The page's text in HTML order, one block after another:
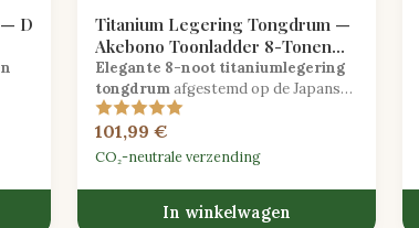
D
Titanium Legering Tongdrum —
Akebono Toonladder 8-Tonen
Bosgroen
Elegante 8-noot titaniumlegering
tongdrumafgestemd op de Japanse
Akebono-schaal in een natuur
geïnspireerde bosgroene afwerking
voor serene muzikale verkenning.
101,99 €
CO₂-neutrale verzending
In winkelwagen